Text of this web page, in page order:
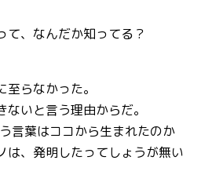
て、なんだか知ってる？
らなかった。
いと言う理由からだ。
言葉はココから生まれたのか
は、発明したってしょうが無い